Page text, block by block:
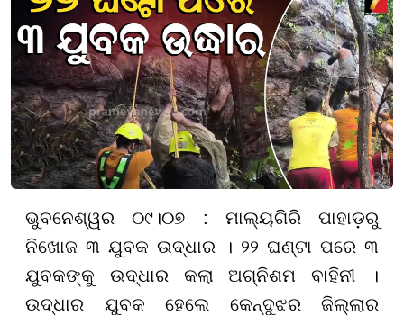
ଭୁବନେଶ୍ୱର ୦୯।୦୭ : ମାଲ୍ୟଗିରି ପାହାଡ଼ରୁ
ନିଖୋଜ ୩ ଯୁବକ ଉଦ୍ଧାର । ୨୨ ଘଣ୍ଟା ପରେ ୩
ଯୁବକଙ୍କୁ ଉଦ୍ଧାର କଲା ଅଗ୍ନିଶମ ବାହିନୀ ।
ଉଦ୍ଧାର ଯୁବକ ହେଲେ କେନ୍ଦୁଝର ଜିଲ୍ଲାର